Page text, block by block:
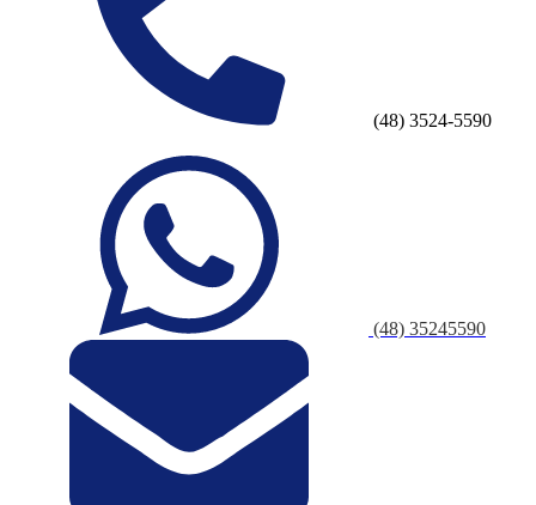
(48) 3524-5590
(48) 35245590